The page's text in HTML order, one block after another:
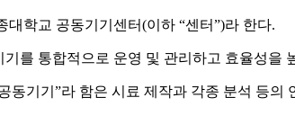
대학교 공동기기센터(이하 “센터”)라 한다.
를 통합적으로 운영 및 관리하고 효율성
동기기”라 함은 시료 제작과 각종 분석 등